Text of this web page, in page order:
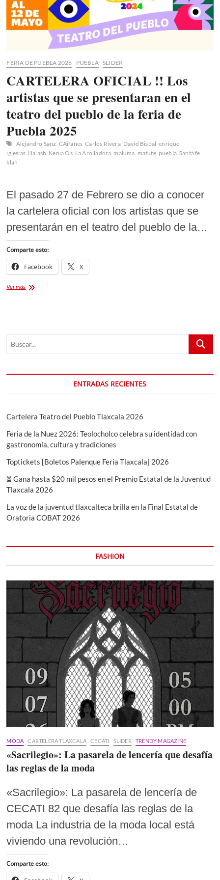
FERIA DE PUEBLA 2026 PUEBLA SLIDER
CARTELERA OFICIAL !! Los
artistas que se presentaran en el
teatro del pueblo de la feria de
Puebla 2025
Alejandro Sanz CAifanes Carlos Rivera David Bisbal enrique
iglesias Ha'ash Kenia Os La Arolladora maluma matute puebla Santa fe
klan
El pasado 27 de Febrero se dio a conocer
la cartelera oficial con los artistas que se
presentarán en el teatro del pueblo de la…
Comparte esto:
Facebook X
Ver másCARTELERA
presentaran
teatro
pueblo
feria
Puebla
2025
Buscar...
ENTRADAS RECIENTES
Cartelera Teatro del Pueblo Tlaxcala 2026
Feria de la Nuez 2026: Teolocholco celebra su identidad con
gastronomía, cultura y tradiciones
Toptickets [Boletos Palenque Feria Tlaxcala] 2026
⏳ Gana hasta $20 mil pesos en el Premio Estatal de la Juventud
Tlaxcala 2026
La voz de la juventud tlaxcalteca brilla en la Final Estatal de
Oratoria COBAT 2026
FASHION
MODA CARTELERA TLAXCALA CECATI SLIDER TRENDY MAGAZINE
«Sacrilegio»: La pasarela de lencería que desafía
las reglas de la moda
«Sacrilegio»: La pasarela de lencería de
CECATI 82 que desafía las reglas de la
moda La industria de la moda local está
viviendo una revolución…
Comparte esto: